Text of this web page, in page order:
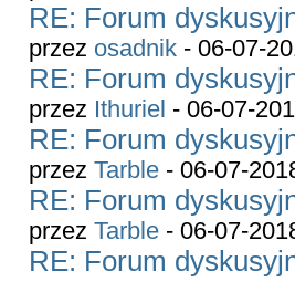
RE: Forum
przez osadnik - 06-07-
RE: Forum
przez Ithuriel - 06-07-
RE: Forum
przez Tarble - 06-07-
RE: Forum
przez Tarble - 06-07-
RE: Forum